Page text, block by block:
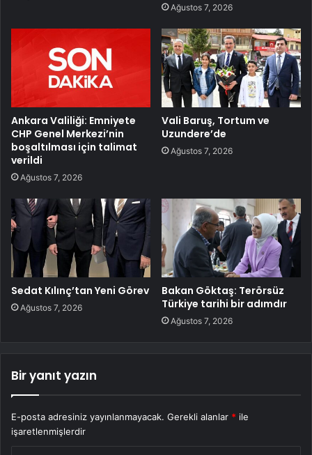
Ağustos 7, 2026
Ankara Valiliği: Emniyete
CHP Genel Merkezi’nin
boşaltılması için talimat
verildi
Ağustos 7, 2026
Vali Baruş, Tortum ve
Uzundere’de
Ağustos 7, 2026
Sedat Kılınç’tan Yeni Görev
Ağustos 7, 2026
Bakan Göktaş: Terörsüz
Türkiye tarihi bir adımdır
Ağustos 7, 2026
Bir yanıt yazın
E-posta adresiniz yayınlanmayacak. Gerekli alanlar * ile
işaretlenmişlerdir